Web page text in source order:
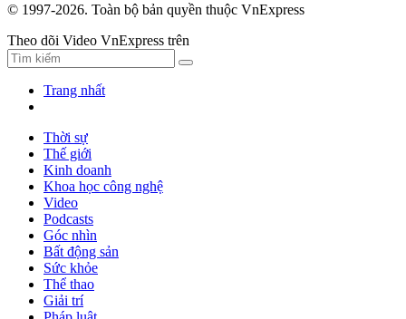
© 1997-2026. Toàn bộ bản quyền thuộc VnExpress
Theo dõi Video VnExpress trên
Trang nhất
Thời sự
Thế giới
Kinh doanh
Khoa học công nghệ
Video
Podcasts
Góc nhìn
Bất động sản
Sức khỏe
Thể thao
Giải trí